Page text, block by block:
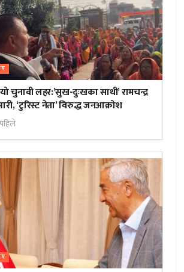
चुनावी लहर:’सुख-दुःखका साथी’ रामचन्द्र
‘टुरिस्ट नेता’ विरुद्ध जनआक्रोश